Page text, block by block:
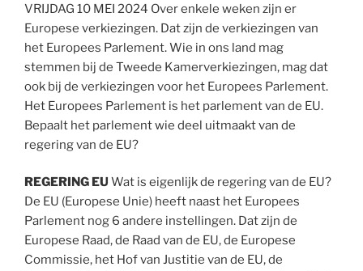
VRIJDAG 10 MEI 2024 Over enkele weken zijn er
Europese verkiezingen. Dat zijn de verkiezingen van
het Europees Parlement. Wie in ons land mag
stemmen bij de Tweede Kamerverkiezingen, mag dat
ook bij de verkiezingen voor het Europees Parlement.
Het Europees Parlement is het parlement van de EU.
Bepaalt het parlement wie deel uitmaakt van de
regering van de EU?
REGERING EU Wat is eigenlijk de regering van de EU?
De EU (Europese Unie) heeft naast het Europees
Parlement nog 6 andere instellingen. Dat zijn de
Europese Raad, de Raad van de EU, de Europese
Commissie, het Hof van Justitie van de EU, de